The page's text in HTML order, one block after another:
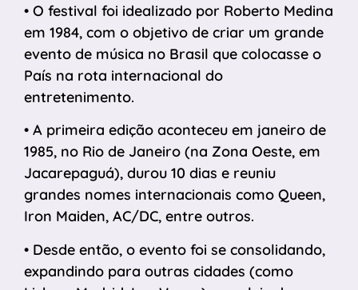
• O festival foi idealizado por Roberto Medina
em 1984, com o objetivo de criar um grande
evento de música no Brasil que colocasse o
País na rota internacional do
entretenimento.
• A primeira edição aconteceu em janeiro de
1985, no Rio de Janeiro (na Zona Oeste, em
Jacarepaguá), durou 10 dias e reuniu
grandes nomes internacionais como Queen,
Iron Maiden, AC/DC, entre outros.
• Desde então, o evento foi se consolidando,
expandindo para outras cidades (como